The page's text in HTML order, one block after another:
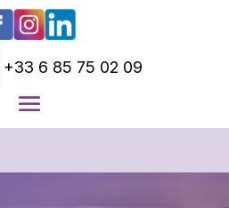
+33 6 85 75 02 09